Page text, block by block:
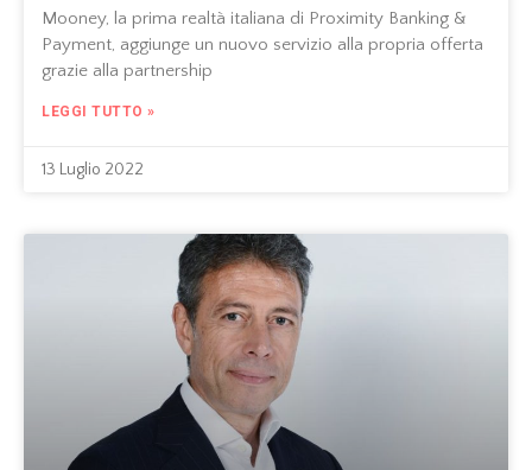
Mooney, la prima realtà italiana di Proximity Banking &
Payment, aggiunge un nuovo servizio alla propria offerta
grazie alla partnership
LEGGI TUTTO »
13 Luglio 2022